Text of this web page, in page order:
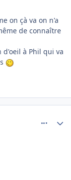
on çà va on n'a
de connaître
à Phil qui va